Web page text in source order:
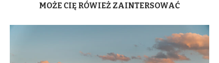
MOŻE CIĘ RÓWIEŻ ZAINTERSOWAĆ